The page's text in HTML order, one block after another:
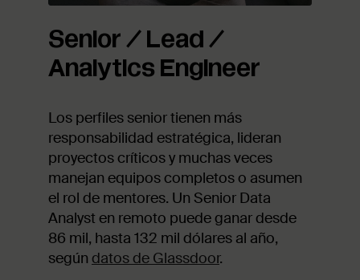
Senior / Lead /
Analytics Engineer
Los perfiles senior tienen más
responsabilidad estratégica, lideran
proyectos críticos y muchas veces
manejan equipos completos o asumen
el rol de mentores. Un Senior Data
Analyst en remoto puede ganar desde
86 mil, hasta 132 mil dólares al año,
según datos de Glassdoor.